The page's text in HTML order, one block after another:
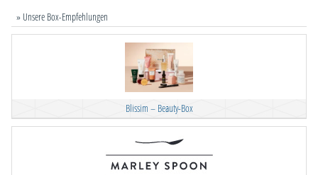
» Unsere Box-Empfehlungen
Blissim – Beauty-Box